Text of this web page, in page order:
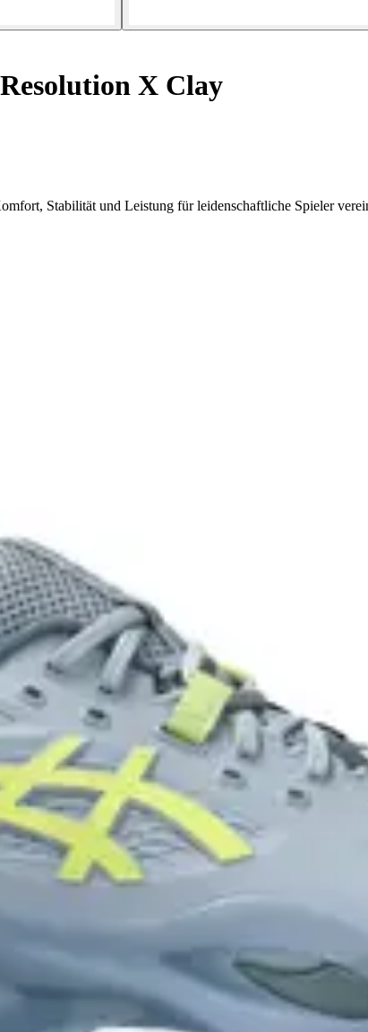
X Clay
Stabilität und Leistung für leidenschaftliche Spieler